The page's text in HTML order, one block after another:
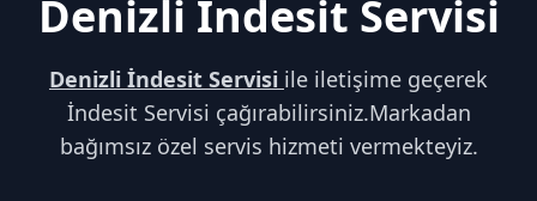
Denizli İndesit Servisi
Denizli İndesit Servisi ile iletişime geçerek
İndesit Servisi çağırabilirsiniz.Markadan
bağımsız özel servis hizmeti vermekteyiz.